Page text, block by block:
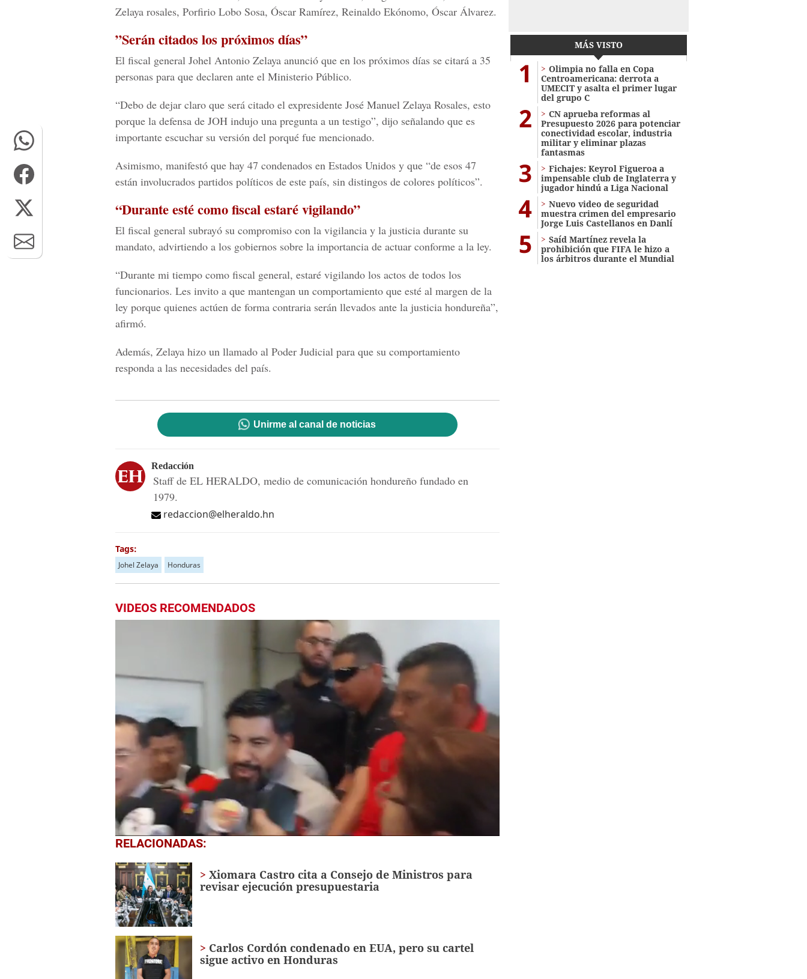
Zelaya rosales, Porfirio Lobo Sosa, Óscar Ramírez, Reinaldo Ekónomo, Óscar Álvarez.
”Serán citados los próximos días”
El fiscal general Johel Antonio Zelaya anunció que en los próximos días se citará a 35
personas para que declaren ante el Ministerio Público.
“Debo de dejar claro que será citado el expresidente José Manuel Zelaya Rosales, esto
porque la defensa de JOH indujo una pregunta a un testigo”, dijo señalando que es
importante escuchar su versión del porqué fue mencionado.
Asimismo, manifestó que hay 47 condenados en Estados Unidos y que “de esos 47
están involucrados partidos políticos de este país, sin distingos de colores políticos”.
“Durante esté como fiscal estaré vigilando”
El fiscal general subrayó su compromiso con la vigilancia y la justicia durante su
mandato, advirtiendo a los gobiernos sobre la importancia de actuar conforme a la ley.
“Durante mi tiempo como fiscal general, estaré vigilando los actos de todos los
funcionarios. Les invito a que mantengan un comportamiento que esté al margen de la
ley porque quienes actúen de forma contraria serán llevados ante la justicia hondureña”,
afirmó.
Además, Zelaya hizo un llamado al Poder Judicial para que su comportamiento
responda a las necesidades del país.
Unirme al canal de noticias
Redacción
Staff de EL HERALDO, medio de comunicación hondureño fundado en
1979.
redaccion@elheraldo.hn
Tags:
Johel Zelaya Honduras
VIDEOS RECOMENDADOS
0
seconds
2
minutes,
0Volume
0%
RELACIONADAS:
Xiomara Castro cita a Consejo de Ministros para
revisar ejecución presupuestaria
Carlos Cordón condenado en EUA, pero su cartel
sigue activo en Honduras
MÁS VISTO
1
Olimpia no falla en Copa
Centroamericana: derrota a
UMECIT y asalta el primer lugar
del grupo C
2
CN aprueba reformas al
Presupuesto 2026 para potenciar
conectividad escolar, industria
militar y eliminar plazas
fantasmas
3
Fichajes: Keyrol Figueroa a
impensable club de Inglaterra y
jugador hindú a Liga Nacional
4
Nuevo video de seguridad
muestra crimen del empresario
Jorge Luis Castellanos en Danlí
5
Saíd Martínez revela la
prohibición que FIFA le hizo a
los árbitros durante el Mundial